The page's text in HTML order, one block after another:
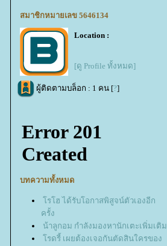
สมาชิกหมายเลข 5646134
Location :
[ดู Profile ทั้งหมด]
ผู้ติดตามบล็อก : 1 คน [?]
บทความทั้งหมด
รโฮ ได้รับโอกาสพิสูจน์ตัวเองอีก
ครั้ง
น้าลูกอม กำลังมองหานักเตะเพิ่มเติม
รดรี้ เผยต้องเจอกันตัดสินใครของ